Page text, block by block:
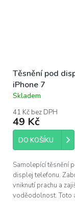
Těsnění pod
iPhone 7
Průměrné
produktu
je
5,0
hvězdiček.
Skladem
41 Kč bez DPH
49 Kč
DO KOŠÍKU
Samolepící těsnění
displej telefonu.
vniknutí prachu a
voděodolnost. Toto